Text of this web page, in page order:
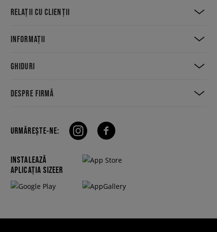
RELAȚII CU CLIENȚII
INFORMAȚII
GHIDURI
DESPRE FIRMĂ
URMĂREȘTE-NE:
INSTALEAZĂ
APLICAȚIA SIZEER